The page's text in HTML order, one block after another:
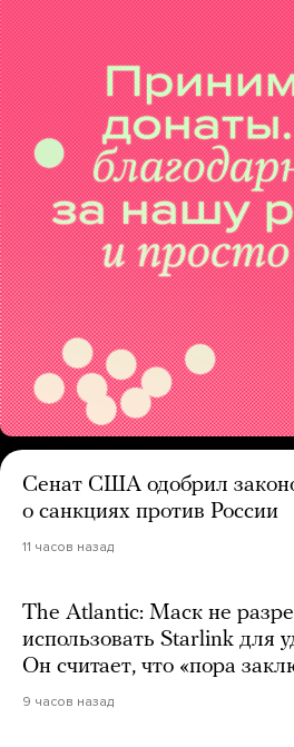
Сенат США одобрил
о санкциях против России
11 часов назад
The Atlantic: Маск не
использовать Starlink для
Он считает, что «пора
9 часов назад